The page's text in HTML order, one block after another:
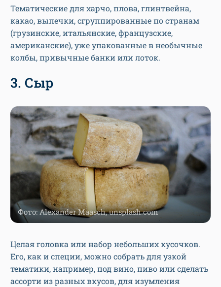
Тематические для харчо, плова, глинтвейна,
какао, выпечки, сгруппированные по странам
(грузинские, итальянские, французские,
американские), уже упакованные в необычные
колбы, привычные банки или лоток.
3. Сыр
Фото: Alexander Maasch, unsplash.com
Целая головка или набор небольших кусочков.
Его, как и специи, можно собрать для узкой
тематики, например, под вино, пиво или сделать
ассорти из разных вкусов, для изумления